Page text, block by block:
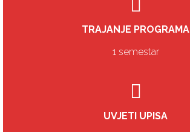
TRAJANJE PROGRAMA
1 semestar
UVJETI UPISA